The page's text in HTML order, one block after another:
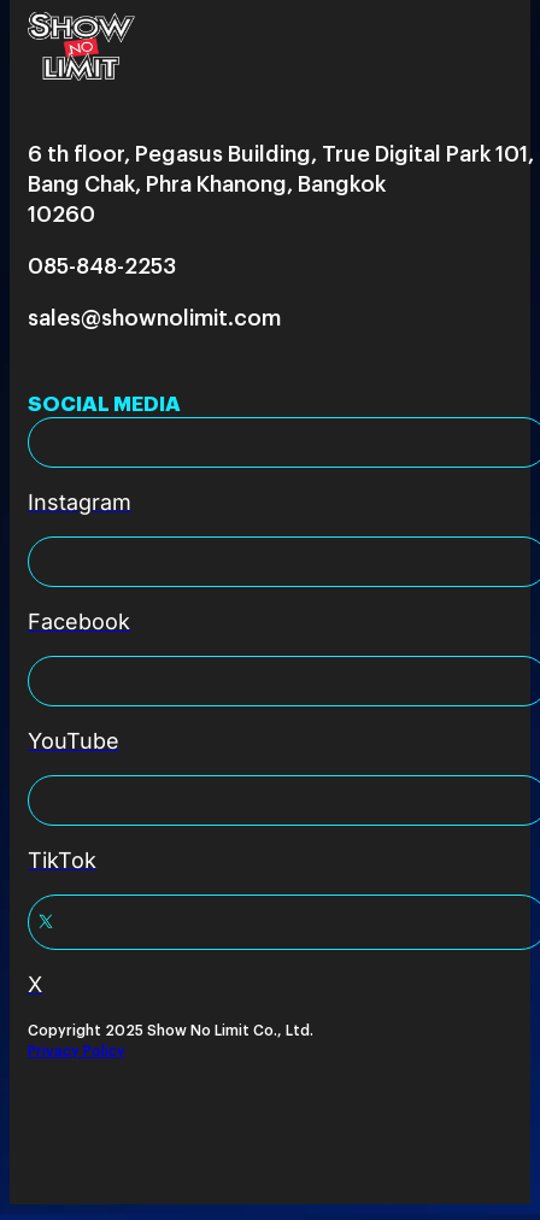
6 th floor, Pegasus Building, True Digital Park 101,
Bang Chak, Phra Khanong, Bangkok
10260
085-848-2253
sales@shownolimit.com
SOCIAL MEDIA
Instagram
Facebook
YouTube
TikTok
X
Copyright 2025 Show No Limit Co., Ltd.
Privacy Policy